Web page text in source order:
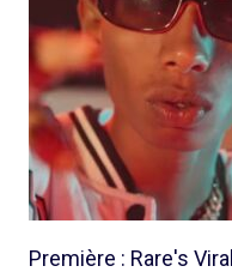
Première : Rare's